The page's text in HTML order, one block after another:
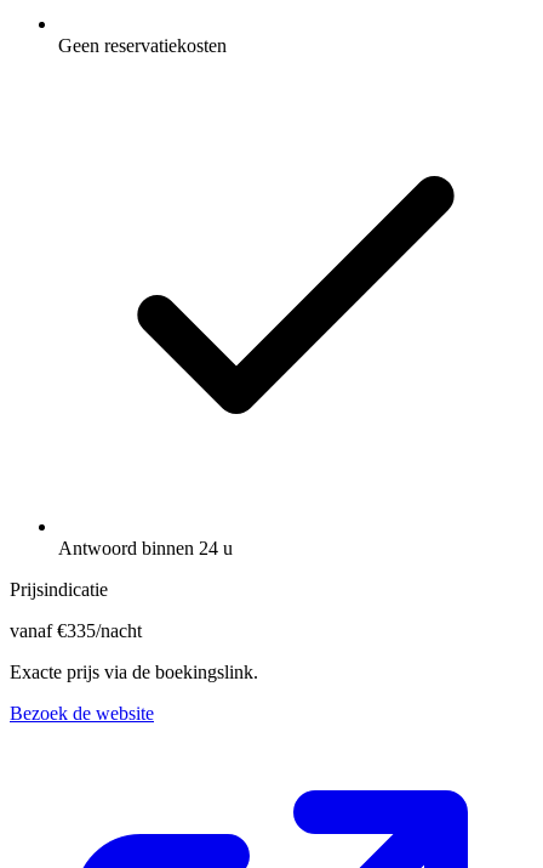
Geen reservatiekosten
Antwoord binnen 24 u
Prijsindicatie
vanaf€335/nacht
Exacte prijs via de boekingslink.
Bezoek de website